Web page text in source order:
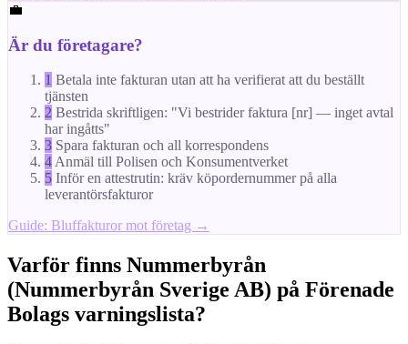
💼
Är du företagare?
1 Betala inte fakturan utan att ha verifierat att du beställt
tjänsten
2 Bestrida skriftligen: "Vi bestrider faktura [nr] — inget avtal
har ingåtts"
3 Spara fakturan och all korrespondens
4 Anmäl till Polisen och Konsumentverket
5 Inför en attestrutin: kräv köpordernummer på alla
leverantörsfakturor
Guide: Bluffakturor mot företag →
Varför finns Nummerbyrån
(Nummerbyrån Sverige AB) på Förenade
Bolags varningslista?